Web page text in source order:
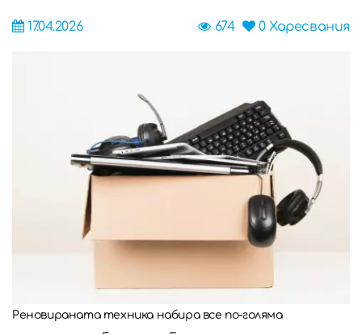
17.04.2026 0Харесвания
674
Реновираната техника набира все по-голяма